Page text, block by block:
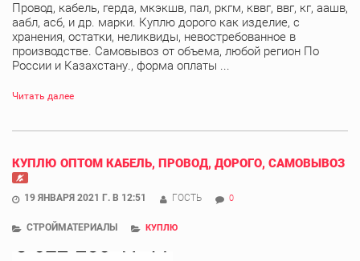
Провод, кабель, герда, мкэкшв, пал, ркгм, кввг, ввг, кг, аашв,
аабл, асб, и др. марки. Куплю дорого как изделие, с
хранения, остатки, неликвиды, невостребованное в
производстве. Самовывоз от объема, любой регион По
России и Казахстану., форма оплаты ...
Читать далее
КУПЛЮ ОПТОМ КАБЕЛЬ, ПРОВОД, ДОРОГО, САМОВЫВОЗ
19 ЯНВАРЯ 2021 Г. В 12:51 ГОСТЬ 0
СТРОЙМАТЕРИАЛЫ КУПЛЮ